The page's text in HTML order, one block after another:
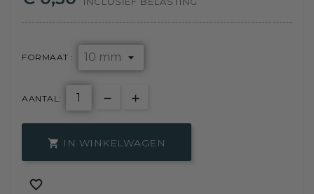
FORMAAT :
AANTAL:
 IN WINKELWAGEN
